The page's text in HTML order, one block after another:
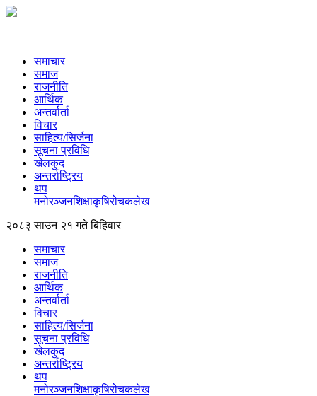
समाचार
समाज
राजनीति
आर्थिक
अन्तर्वार्ता
विचार
साहित्य/सिर्जना
सूचना प्रविधि
खेलकुद
अन्तर्राष्ट्रिय
थप
मनोरञ्‍जनशिक्षाकृषिरोचकलेख
२०८३ साउन २१ गते बिहिवार
समाचार
समाज
राजनीति
आर्थिक
अन्तर्वार्ता
विचार
साहित्य/सिर्जना
सूचना प्रविधि
खेलकुद
अन्तर्राष्ट्रिय
थप
मनोरञ्‍जनशिक्षाकृषिरोचकलेख